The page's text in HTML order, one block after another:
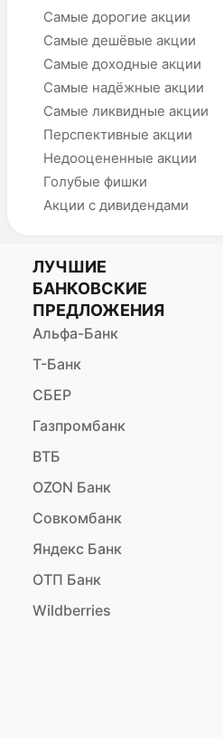
Самые дорогие акции
Самые дешёвые акции
Самые доходные акции
Самые надёжные акции
Самые ликвидные акции
Перспективные акции
Недооцененные акции
Голубые фишки
Акции с дивидендами
ЛУЧШИЕ
БАНКОВСКИЕ
ПРЕДЛОЖЕНИЯ
Альфа-Банк
Т-Банк
СБЕР
Газпромбанк
ВТБ
OZON Банк
Совкомбанк
Яндекс Банк
ОТП Банк
Wildberries